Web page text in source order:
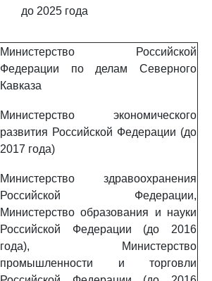
до 2025 года
Министерство Российской
Федерации по делам Северного
Кавказа
Министерство экономического
развития Российской Федерации (до
2017 года)
Министерство здравоохранения
Российской Федерации,
Министерство образования и науки
Российской Федерации (до 2016
года), Министерство
промышленности и торговли